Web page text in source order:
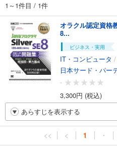
1～1件目 / 1件
オラクル認定資格
8...
ビジネス・実用
IT・コンピュータ /
日本サード・パー
-
3,300円 (税込)
あらすじを表示する
<< < 1 ・